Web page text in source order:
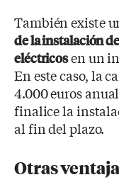
También existe
de la instalación
eléctricosen un
En este caso, la
4.000 euros
finalice la
al fin del plazo.
Otras